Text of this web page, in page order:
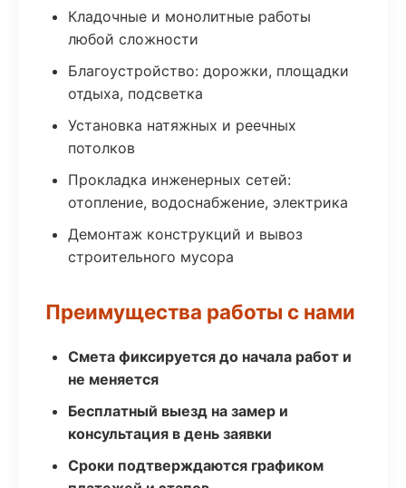
Кладочные и монолитные работы
любой сложности
Благоустройство: дорожки, площадки
отдыха, подсветка
Установка натяжных и реечных
потолков
Прокладка инженерных сетей:
отопление, водоснабжение, электрика
Демонтаж конструкций и вывоз
строительного мусора
Преимущества работы с нами
Смета фиксируется до начала работ и
не меняется
Бесплатный выезд на замер и
консультация в день заявки
Сроки подтверждаются графиком